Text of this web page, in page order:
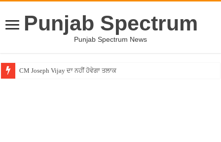
Punjab Spectrum
Punjab Spectrum News
CM Joseph Vijay ਦਾ ਨਹੀਂ ਹੋਵੇਗਾ ਤਲਾਕ